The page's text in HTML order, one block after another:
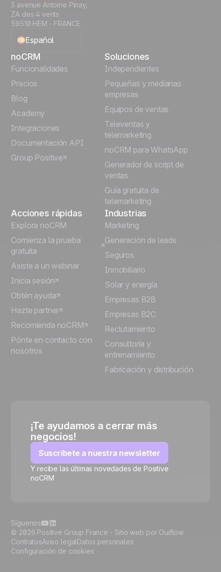
3 avenue Antoine Pinay,
ZA des 4 vents
59510 HEM - FRANCE
Español
English
Português
Italiano
Deutsch
noCRM
Funcionalidades
Precios
Blog
Academy
Integraciones
Documentación API
Group Positive
Soluciones
Independientes
Pequeñas y medianas
empresas
Equipos de ventas
Televentas y
telemarketing
noCRM para WhatsApp
Generador de script de
ventas
Guía gratuita de
telemarketing
Acciones rápidas
Explora noCRM
Comienza la prueba
gratuita
Asiste a un webinar
Inicia sesión
Obtén ayuda
Hazte partner
Recomienda noCRM
Pónte en contacto con
nosotros
Industrias
Marketing
Generación de leads
Seguros
Inmobiliario
Solar y energía
Empresas B2B
Empresas B2C
Reclutamiento
Consultoría y
entrenamiento
Fabricación y distribución
¡Te ayudamos a cerrar más
negocios!
Suscríbete a nuestra newsletter
Y recibe las últimas novedades de Positive
noCRM
© 2026 Positive Group France - Sitio web por Ouiflow
ContratosAviso legalDatos personales
Configuración de cookies
Síguenos